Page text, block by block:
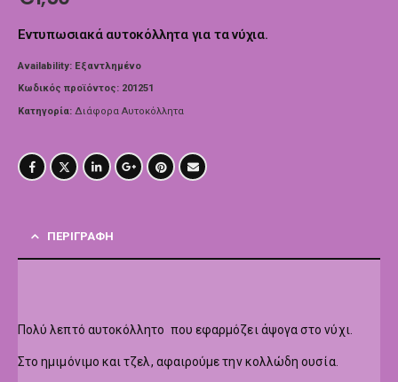
Εντυπωσιακά αυτοκόλλητα για τα νύχια.
Availability: Εξαντλημένο
Κωδικός προϊόντος: 201251
Κατηγορία: Διάφορα Αυτοκόλλητα
ΠΕΡΙΓΡΑΦΉ
Πολύ λεπτό αυτοκόλλητο που εφαρμόζει άψογα στο νύχι.
Στο ημιμόνιμο και τζελ, αφαιρούμε την κολλώδη ουσία.